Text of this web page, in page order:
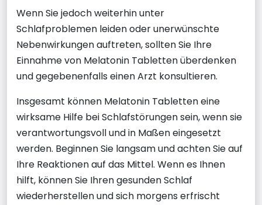
Wenn Sie jedoch weiterhin unter
Schlafproblemen leiden oder unerwünschte
Nebenwirkungen auftreten, sollten Sie Ihre
Einnahme von Melatonin Tabletten überdenken
und gegebenenfalls einen Arzt konsultieren.
Insgesamt können Melatonin Tabletten eine
wirksame Hilfe bei Schlafstörungen sein, wenn sie
verantwortungsvoll und in Maßen eingesetzt
werden. Beginnen Sie langsam und achten Sie auf
Ihre Reaktionen auf das Mittel. Wenn es Ihnen
hilft, können Sie Ihren gesunden Schlaf
wiederherstellen und sich morgens erfrischt